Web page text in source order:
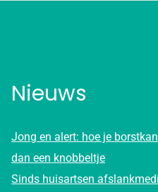
Nieuws
Jong en alert: hoe je
dan een knobbeltje
Sinds huisartsen